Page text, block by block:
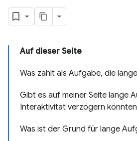
Auf dieser Seite
Was zählt als Aufgabe, die
Gibt es auf meiner Seite lange
Interaktivität verzögern
Was ist der Grund für lange